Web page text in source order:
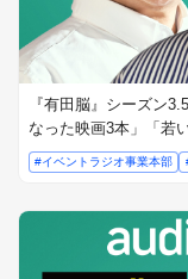
『有田脳』シーズン
なった映画3本」「若
#イベントラジオ事業本部